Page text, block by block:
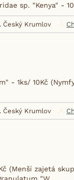
sp. "Kenya" -
Český Krumlov
- 1ks/ 10Kč
Český Krumlov
(Menší zajetá
"W...